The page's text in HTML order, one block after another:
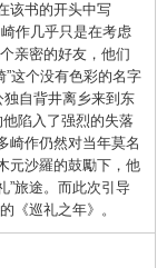
该书的开头中写
作几乎只是在考虑
亲密的好友，他们
”这个没有色彩的名字
独自背井离乡来到东
陷入了强烈的失落
崎作仍然对当年莫名
元沙羅的鼓勵下，他
”旅途。而此次引导
《巡礼之年》。